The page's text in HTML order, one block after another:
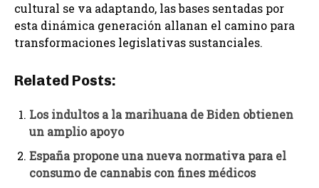
cultural se va adaptando, las bases sentadas por
esta dinámica generación allanan el camino para
transformaciones legislativas sustanciales.
Related Posts:
Los indultos a la marihuana de Biden obtienen
un amplio apoyo
España propone una nueva normativa para el
consumo de cannabis con fines médicos